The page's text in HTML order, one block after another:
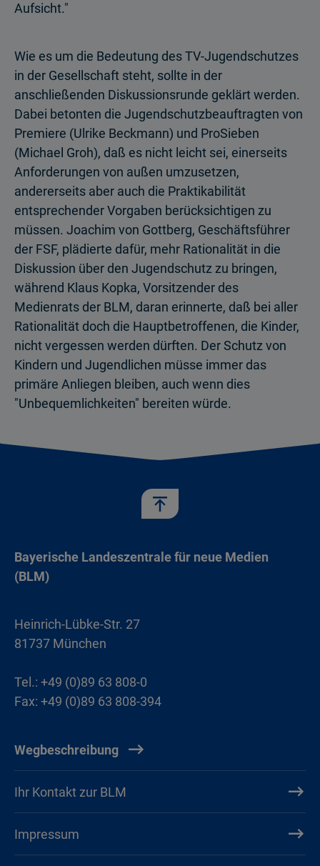
Aufsicht."
Wie es um die Bedeutung des TV-Jugendschutzes
in der Gesellschaft steht, sollte in der
anschließenden Diskussionsrunde geklärt werden.
Dabei betonten die Jugendschutzbeauftragten von
Premiere (Ulrike Beckmann) und ProSieben
(Michael Groh), daß es nicht leicht sei, einerseits
Anforderungen von außen umzusetzen,
andererseits aber auch die Praktikabilität
entsprechender Vorgaben berücksichtigen zu
müssen. Joachim von Gottberg, Geschäftsführer
der FSF, plädierte dafür, mehr Rationalität in die
Diskussion über den Jugendschutz zu bringen,
während Klaus Kopka, Vorsitzender des
Medienrats der BLM, daran erinnerte, daß bei aller
Rationalität doch die Hauptbetroffenen, die Kinder,
nicht vergessen werden dürften. Der Schutz von
Kindern und Jugendlichen müsse immer das
primäre Anliegen bleiben, auch wenn dies
"Unbequemlichkeiten" bereiten würde.
Bayerische Landeszentrale für neue Medien
(BLM)
Heinrich-Lübke-Str. 27
81737 München
Tel.: +49 (0)89 63 808-0
Fax: +49 (0)89 63 808-394
Wegbeschreibung
Ihr Kontakt zur BLM
Impressum